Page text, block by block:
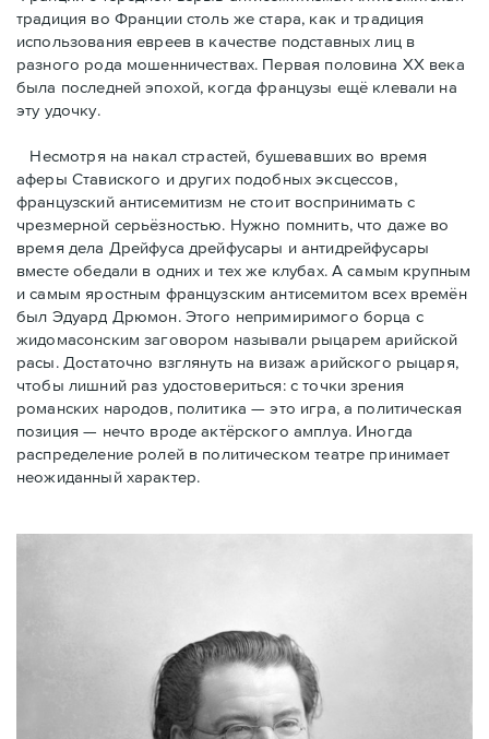
традиция во Франции столь же стара, как и традиция
использования евреев в качестве подставных лиц в
разного рода мошенничествах. Первая половина ХХ века
была последней эпохой, когда французы ещё клевали на
эту удочку.
Несмотря на накал страстей, бушевавших во время
аферы Ставиского и других подобных эксцессов,
французский антисемитизм не стоит воспринимать с
чрезмерной серьёзностью. Нужно помнить, что даже во
время дела Дрейфуса дрейфусары и антидрейфусары
вместе обедали в одних и тех же клубах. А самым крупным
и самым яростным французским антисемитом всех времён
был Эдуард Дрюмон. Этого непримиримого борца с
жидомасонским заговором называли рыцарем арийской
расы. Достаточно взглянуть на визаж арийского рыцаря,
чтобы лишний раз удостовериться: с точки зрения
романских народов, политика — это игра, а политическая
позиция — нечто вроде актёрского амплуа. Иногда
распределение ролей в политическом театре принимает
неожиданный характер.